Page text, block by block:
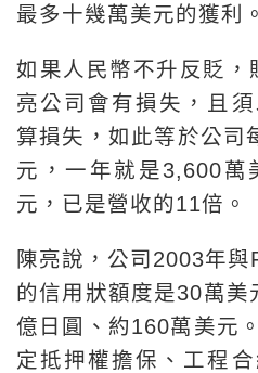
最多十幾萬美元的獲利。
如果人民幣不升反貶，
亮公司會有損失，且
算損失，如此等於公司
元，一年就是3,600萬
元，已是營收的11倍。
陳亮說，公司2003年
的信用狀額度是30萬美
億日圓、約160萬美元
定抵押權擔保、工程